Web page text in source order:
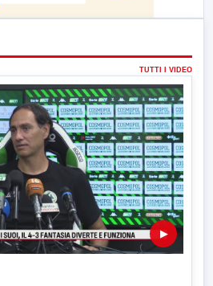
TUTTI I VIDEO
▶